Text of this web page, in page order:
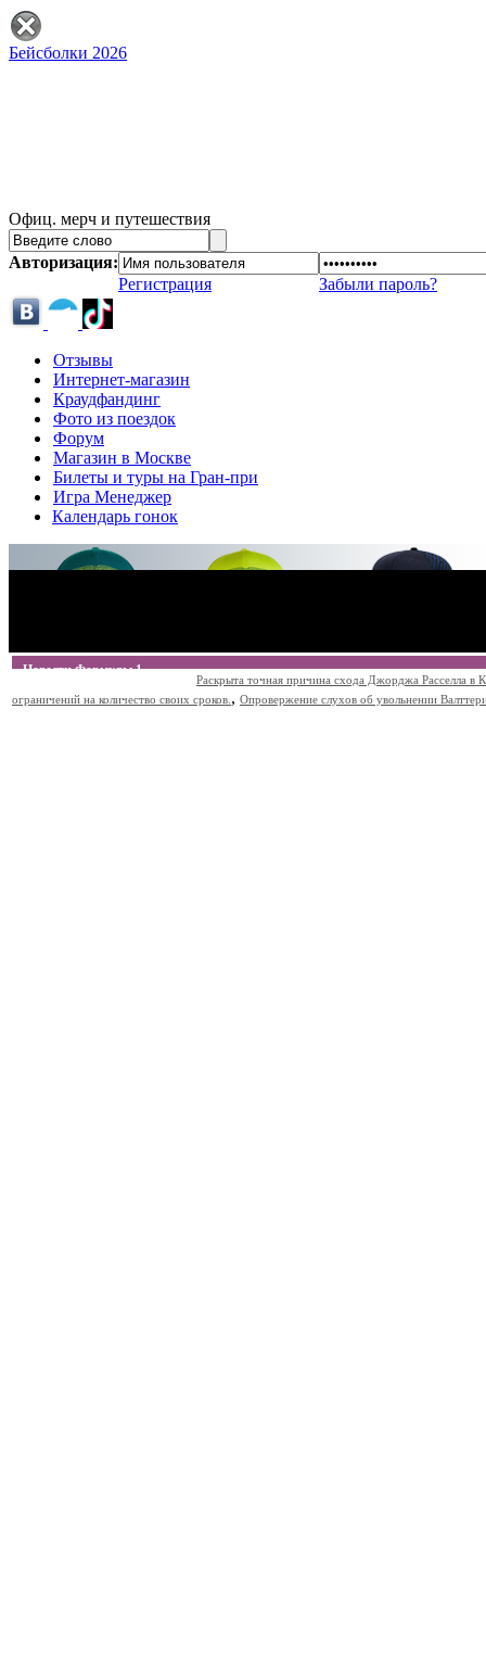
Бейсболки 2026
Офиц. мерч и путешествия
Авторизация:
Регистрация
Забыли пароль?
Отзывы
Интернет-магазин
Краудфандинг
Фото из поездок
Форум
Магазин в Москве
Билеты и туры на Гран-при
Игра Менеджер
Календарь гонок
Новости Формулы 1
Раскрыта точная причина схода Джорджа Расселла в
ограничений на количество своих сроков. , Опровержение слухов об увольнении